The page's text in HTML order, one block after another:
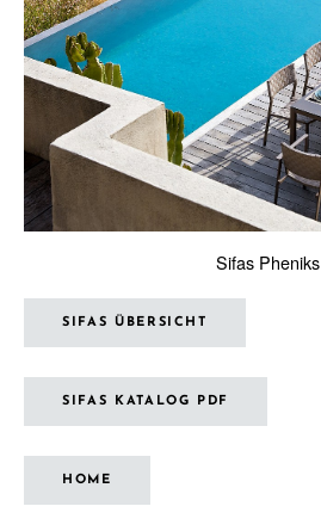
Sifas Pheniks
SIFAS ÜBERSICHT
SIFAS KATALOG PDF
HOME